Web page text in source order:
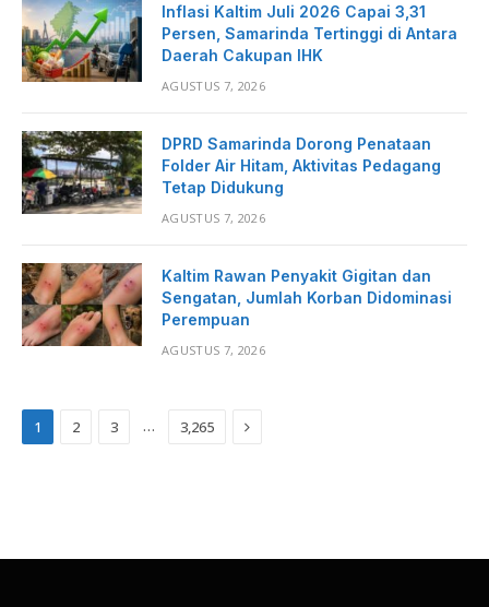
Inflasi Kaltim Juli 2026 Capai 3,31
Persen, Samarinda Tertinggi di Antara
Daerah Cakupan IHK
AGUSTUS 7, 2026
DPRD Samarinda Dorong Penataan
Folder Air Hitam, Aktivitas Pedagang
Tetap Didukung
AGUSTUS 7, 2026
Kaltim Rawan Penyakit Gigitan dan
Sengatan, Jumlah Korban Didominasi
Perempuan
AGUSTUS 7, 2026
1 2 3 … 3,265 Next